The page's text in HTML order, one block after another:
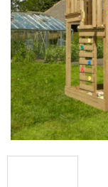
hvězdiček.